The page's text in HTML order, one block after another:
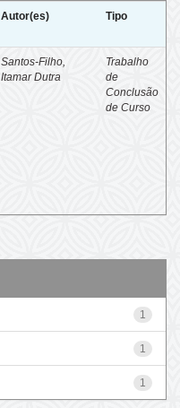
Autor(es) Tipo
Santos-Filho,
Itamar Dutra
Trabalho
de
Conclusão
de Curso
1
1
1